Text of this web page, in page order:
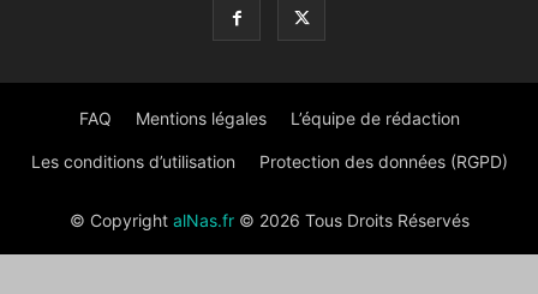
FAQ Mentions légales L’équipe de rédaction
Les conditions d’utilisation Protection des données (RGPD)
© Copyright alNas.fr© 2026 Tous Droits Réservés